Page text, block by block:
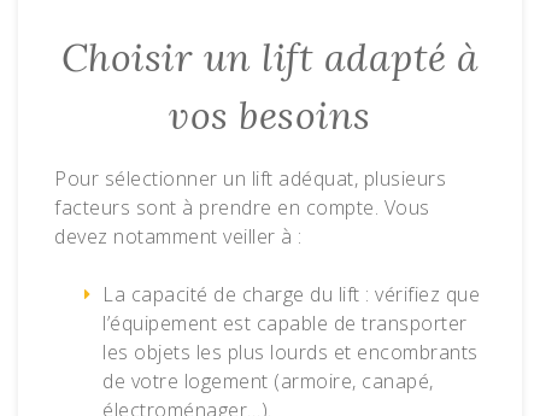
Choisir un lift adapté à
vos besoins
Pour sélectionner un lift adéquat, plusieurs
facteurs sont à prendre en compte. Vous
devez notamment veiller à :
La capacité de charge du lift : vérifiez que
l’équipement est capable de transporter
les objets les plus lourds et encombrants
de votre logement (armoire, canapé,
électroménager…).